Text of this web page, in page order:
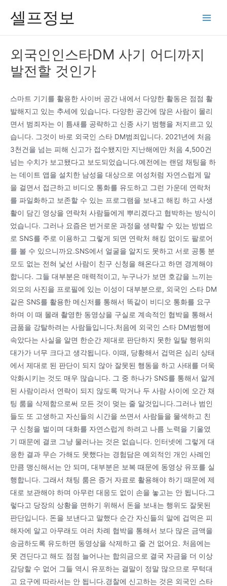
셀프정보
외국인인스타DM 사기 어디까지
발전할 것인가
스마트 기기를 활용한 사이버 공간 내에서 다양한 활동은 점점 활
발해지고 있는 추세에 있습니다. 다양한 공간에 많은 사람이 몰리
면서 범죄자는 이 틈새를 공략하고 신종 사기 범행을 저지르고 있
습니다. 그것이 바로 외국인 스타 DM범죄입니다. 2021년에 처음
3천건을 넘는 피해 신고가 접수됐지만 지난해에만 처음 4,500건
넘는 수치가 보고됐다고 보도되었습니다.예전에는 랜덤 채팅을 하
는 데이트 앱을 설치한 남성을 대상으로 여성처럼 자연스럽게 말
을 걸면서 접근하고 비디오 통화를 유도하고 그런 가운데 연락처
를 파일화하고 보존할 수 있는 프로그램을 보내고 해킹 하고 사생
활이 담긴 영상을 연락처 사람들에게 뿌리겠다고 협박하는 방식이
었습니다. 그러나 요즘은 번거로운 과정을 생략할 수 있는 방법으
로 SNS를 주로 이용하고 그렇게 되면 연락처 해킹 없이도 팔로어
를 볼 수 있으니까요.SNS에서 얼굴을 알지도 못하고 서로 공통 분
모도 없는 전혀 낯선 사람이 친구 신청을 해온다고 하면 경계해야
합니다. 그들 대부분은 매력적이고, 누구나가 보면 호감을 느끼는
외모의 사진을 프로필에 있는 이성이 대부분으로, 외국인 스타 DM
같은 SNS를 활용한 메신저를 통해서 똑같이 비디오 통화를 요구
하며 이 때 몰래 촬영한 동영상을 구실로 계속적인 협박을 통해서
금품을 강탈하려는 사람들입니다.처음에 외국인 스타 DM범행에
속았다는 사실을 알면 한순간 제대로 판단하지 못한 일탈 행위의
대가가 너무 크다고 생각됩니다. 이때, 당황해서 겁먹은 심리 상태
에서 제대로 된 판단이 되지 않아 잘못된 행동을 하고 사태를 더욱
악화시키는 것도 매우 많습니다. 그 중 하나가 SNS를 통해서 알게
된 사람이라서 연락이 되지 않도록 막거나 두 사람 사이에 오간 채
팅 룸을 삭제함으로써 모든 것이 멎는 줄 알것입니다.그러나 범인
들도 또 고생하고 자신들의 시간을 쓰면서 사람들을 물색하고 친
구 신청을 벌이며 대화를 자연스럽게 하려고 나름 노력을 기울였
기 때문에 결코 그냥 물러나는 것은 없습니다. 인터넷에 그렇게 대
응한 결과 무슨 가해도 못했다는 경험담은 예외적인 개인 사례인
만큼 맹신해서는 안 되며, 대부분은 보복 때문에 동영상 유포를 실
행합니다. 그래서 채팅 룸은 증거 자료로 활용해야 하기 때문에 제
대로 보관해야 하며 아무런 대응도 없이 손을 놓고는 안 됩니다.그
렇다고 당장의 상황을 면하기 위해서 돈을 보내는 행위도 잘못된
판단입니다. 돈을 보낸다고 말했다 순간 자신들의 말에 겁먹은 피
해자에 알고 아무래도 여러 차례 협박을 통해서 보다 많은 금액을
송금하도록 유도하면 동영상을 삭제하고 줄 건 없어요. 처음에는
못 견딘다고 해도 점점 늘어나는 합의금으로 결국 자금을 더 이상
감당할 수 없어 그들 역시 유포하는 결말이 정말 많으므로 무턱대
고 요구에 따라서는 안 됩니다.경찰에 신고하는 것은 외국인 스타